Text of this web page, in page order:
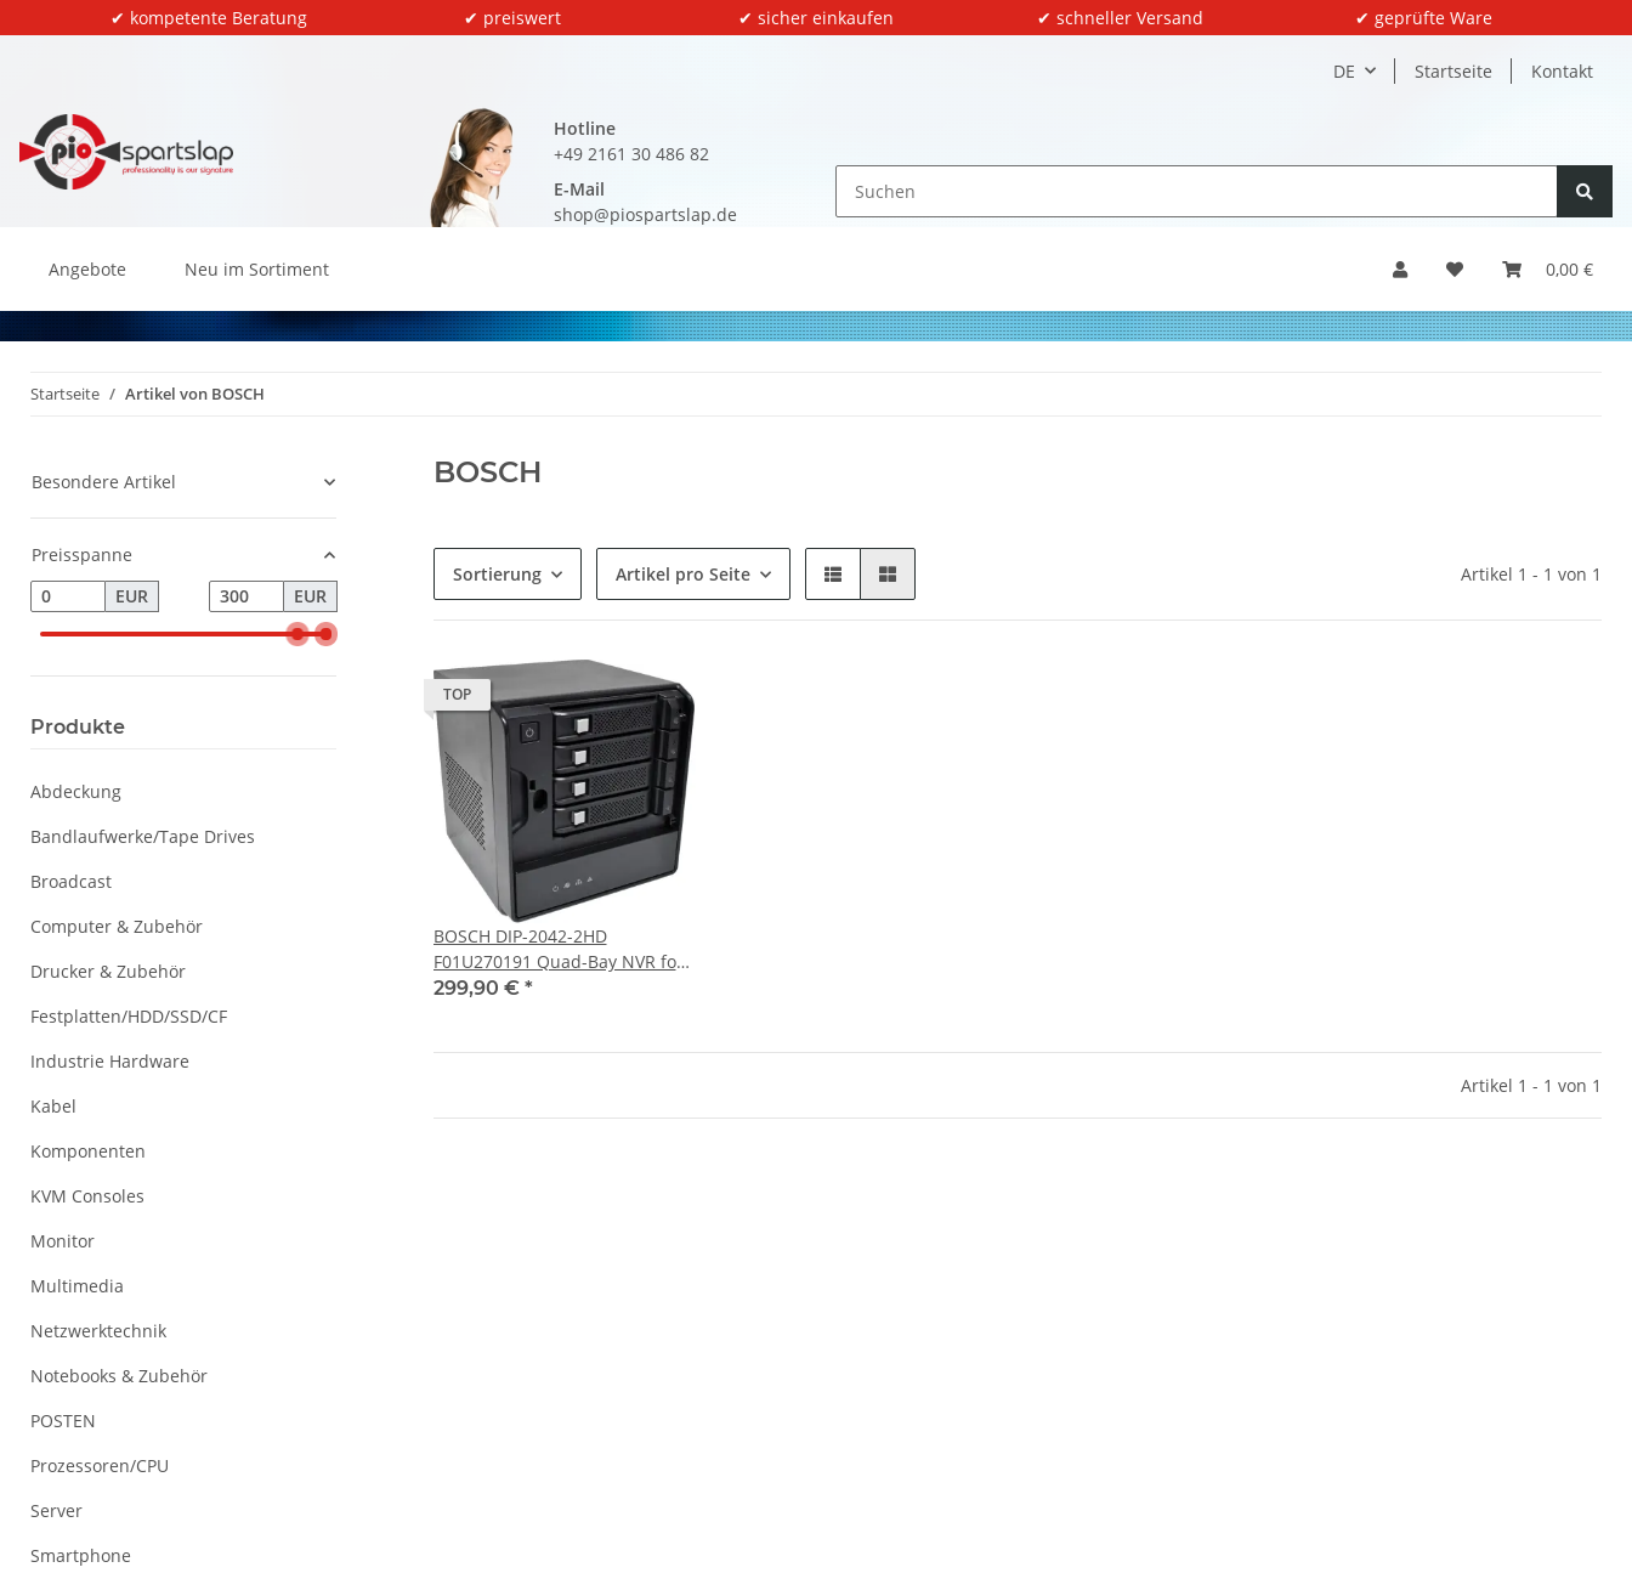
✔ kompetente Beratung ✔ preiswert ✔ sicher einkaufen ✔ schneller Versand ✔ geprüfte Ware
DE Startseite Kontakt
Hotline
+49 2161 30 486 82
E-Mail
shop@piospartslap.de
0,00 €
Angebote Neu im Sortiment
Startseite Artikel von BOSCH
BOSCH
Sortierung Artikel pro Seite Artikel 1 - 1 von 1
TOP
BOSCH DIP-2042-2HD
F01U270191 Quad-Bay NVR for
DIVAR IP 2000 +Caddys
299,90 € *
Artikel 1 - 1 von 1
Besondere Artikel
Preisspanne
EUR
EUR
Produkte
Abdeckung
Bandlaufwerke/Tape Drives
Broadcast
Computer & Zubehör
Drucker & Zubehör
Festplatten/HDD/SSD/CF
Industrie Hardware
Kabel
Komponenten
KVM Consoles
Monitor
Multimedia
Netzwerktechnik
Notebooks & Zubehör
POSTEN
Prozessoren/CPU
Server
Smartphone